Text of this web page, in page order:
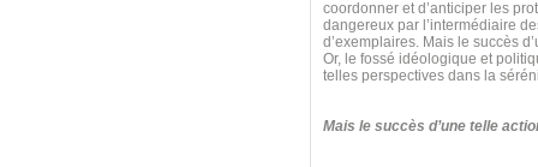
coordonner et d’anticiper les
dangereux par l’intermédiaire
d’exemplaires. Mais le succès
Or, le fossé idéologique et
telles perspectives dans la
Mais le succès d’une telle